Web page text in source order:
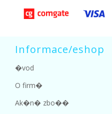
Informace/eshop
�vod
O firm�
Ak�n� zbo��